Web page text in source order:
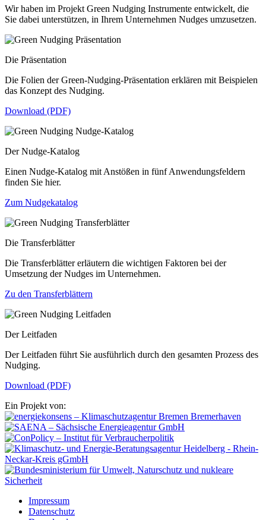
Wir haben im Projekt Green Nudging Instrumente entwickelt, die
Sie dabei unterstützen, in Ihrem Unternehmen Nudges umzusetzen.
Die Präsentation
Die Folien der Green-Nudging-Präsentation erklären mit Beispielen
das Konzept des Nudging.
Download (PDF)
Der Nudge-Katalog
Einen Nudge-Katalog mit Anstößen in fünf Anwendungsfeldern
finden Sie hier.
Zum Nudgekatalog
Die Transferblätter
Die Transferblätter erläutern die wichtigen Faktoren bei der
Umsetzung der Nudges im Unternehmen.
Zu den Transferblättern
Der Leitfaden
Der Leitfaden führt Sie ausführlich durch den gesamten Prozess des
Nudging.
Download (PDF)
Ein Projekt von:
Impressum
Datenschutz